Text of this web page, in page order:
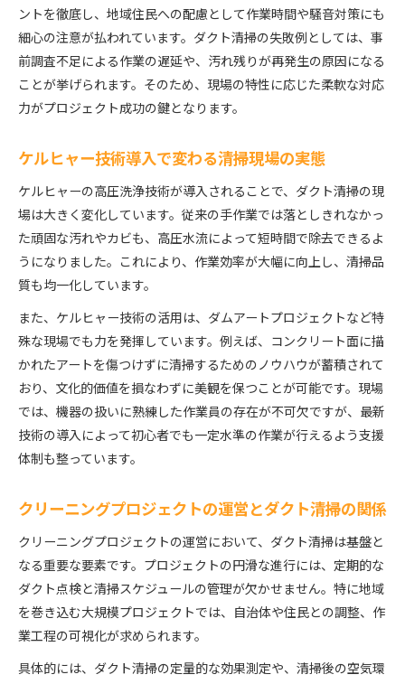
ントを徹底し、地域住民への配慮として作業時間や騒音対策にも
細心の注意が払われています。ダクト清掃の失敗例としては、事
前調査不足による作業の遅延や、汚れ残りが再発生の原因になる
ことが挙げられます。そのため、現場の特性に応じた柔軟な対応
力がプロジェクト成功の鍵となります。
ケルヒャー技術導入で変わる清掃現場の実態
ケルヒャーの高圧洗浄技術が導入されることで、ダクト清掃の現
場は大きく変化しています。従来の手作業では落としきれなかっ
た頑固な汚れやカビも、高圧水流によって短時間で除去できるよ
うになりました。これにより、作業効率が大幅に向上し、清掃品
質も均一化しています。
また、ケルヒャー技術の活用は、ダムアートプロジェクトなど特
殊な現場でも力を発揮しています。例えば、コンクリート面に描
かれたアートを傷つけずに清掃するためのノウハウが蓄積されて
おり、文化的価値を損なわずに美観を保つことが可能です。現場
では、機器の扱いに熟練した作業員の存在が不可欠ですが、最新
技術の導入によって初心者でも一定水準の作業が行えるよう支援
体制も整っています。
クリーニングプロジェクトの運営とダクト清掃の関係
クリーニングプロジェクトの運営において、ダクト清掃は基盤と
なる重要な要素です。プロジェクトの円滑な進行には、定期的な
ダクト点検と清掃スケジュールの管理が欠かせません。特に地域
を巻き込む大規模プロジェクトでは、自治体や住民との調整、作
業工程の可視化が求められます。
具体的には、ダクト清掃の定量的な効果測定や、清掃後の空気環